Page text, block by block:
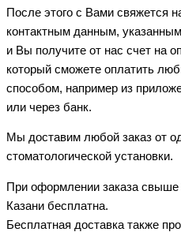
После этого с Вами свяжется
контактным данным,
и Вы получите от нас счет на
который сможете оплатить
способом, например из
или через банк.
Мы доставим любой заказ от
стоматологической установки.
При оформлении заказа свыше
Казани бесплатна.
Бесплатная доставка также